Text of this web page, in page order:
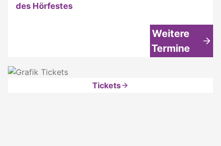
des Hörfestes
Weitere
Termine
Tickets